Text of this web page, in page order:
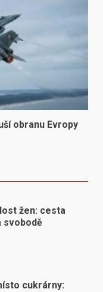
obranu Evropy
žen: cesta
svobodě
cukrárny: